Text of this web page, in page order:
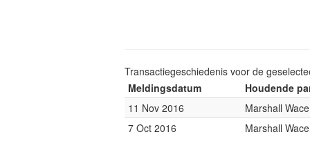
Transactiegeschiedenis voor de
Meldingsdatum
Houdende
11 Nov 2016
Marshall Wace
7 Oct 2016
Marshall Wace